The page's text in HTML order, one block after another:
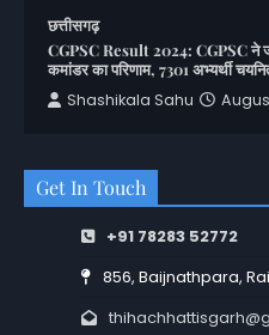
छत्तीसगढ़
CGPSC Result 2024: CGPSC ने
कमांडर का परिणाम, 7301 अभ्यर्थी
Shashikala Sahu
Get In Touch
+91 78283 52772
856, Baijnathpara,